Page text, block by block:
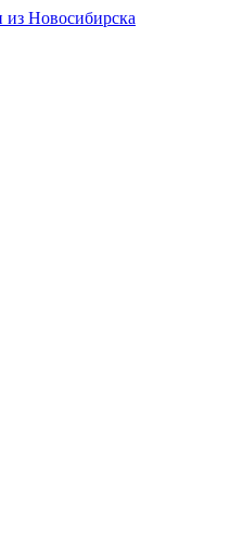
Новосибирска